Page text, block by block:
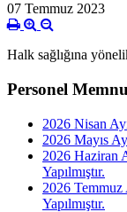
07 Temmuz 2023
Halk sağlığına
Personel
2026 Nisan
2026 Mayıs
2026 Haziran
Yapılmıştır.
2026 Temmuz
Yapılmıştır.